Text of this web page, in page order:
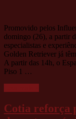
Promovido pelos
domingo (26), a partir
especialistas e
Golden Retriever já
A partir das 14h, o
Piso 1 …
Cotia reforça